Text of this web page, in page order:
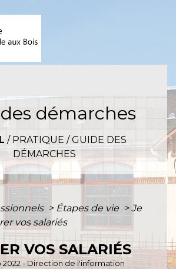
démarches
/ PRATIQUE /GUIDE DES
DÉMARCHES
> Étapes de vie > Je
vos salariés
VOS SALARIÉS
2022 - Direction de l'information